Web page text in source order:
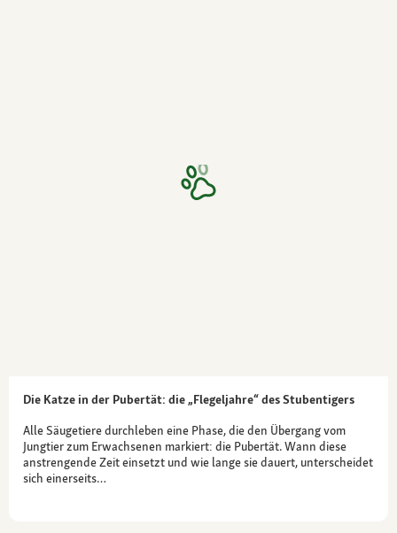
Die Katze in der Pubertät: die „Flegeljahre“ des Stubentigers
Alle Säugetiere durchleben eine Phase, die den Übergang vom
Jungtier zum Erwachsenen markiert: die Pubertät. Wann diese
anstrengende Zeit einsetzt und wie lange sie dauert, unterscheidet
sich einerseits…